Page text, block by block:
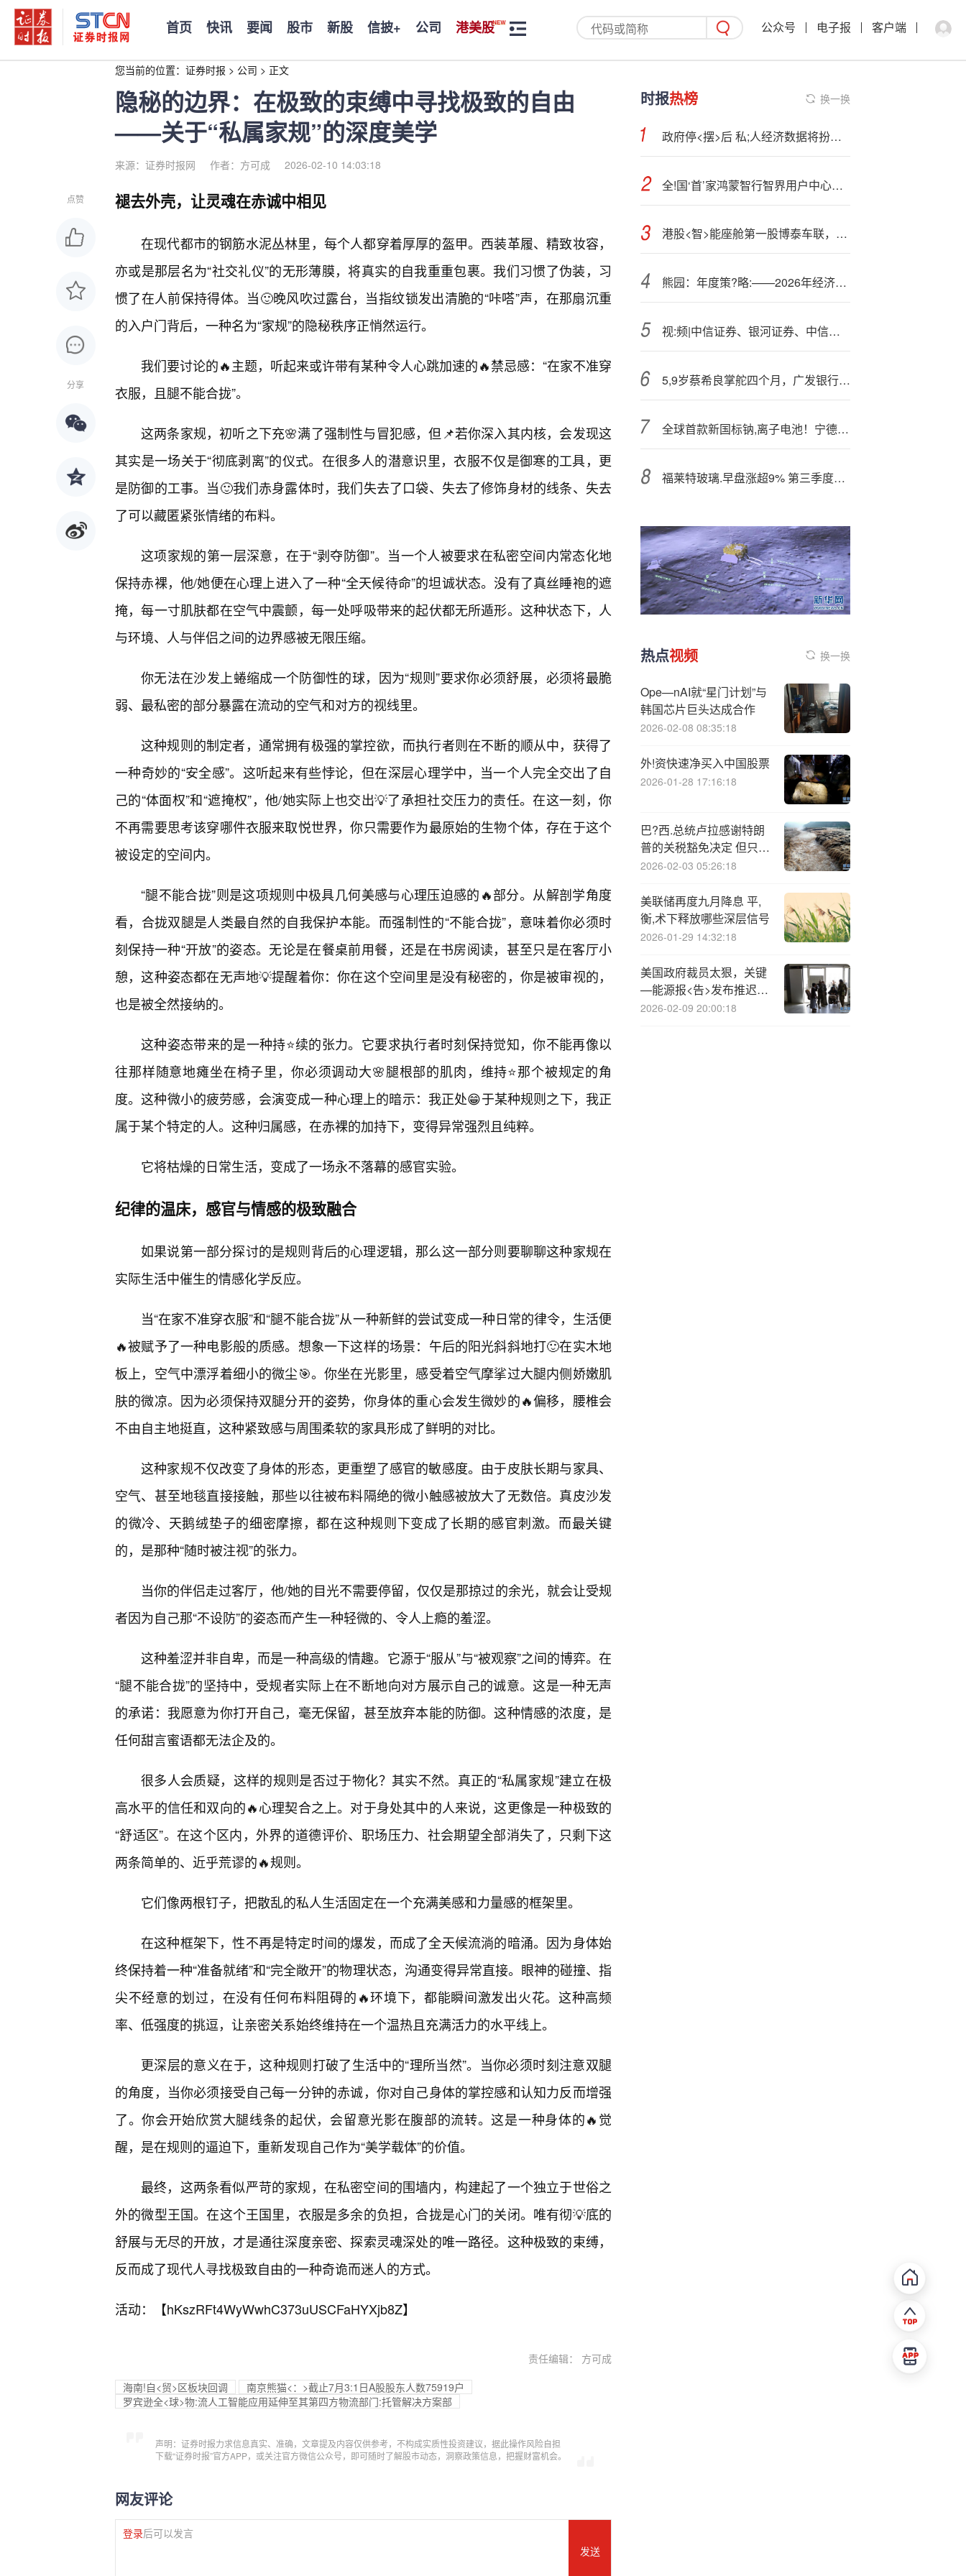
首页 快讯 要闻 股市 新股 信披+ 公司 港美股 公众号 电子报 客户端
您当前的位置： 证券时报 > 公司 > 正文
隐秘的边界：在极致的束缚中寻找极致的自由
——关于“私属家规”的深度美学
来源：证券时报网 作者：方可成 2026-02-10 14:03:18
点赞
分享
褪去外壳，让灵魂在赤诚中相见
在现代都市的钢筋水泥丛林里，每个人都穿着厚厚的盔甲。西装革履、精致妆容，
亦或是那层名为“社交礼仪”的无形薄膜，将真实的自我重重包裹。我们习惯了伪装，习
惯了在人前保持得体。当🙂晚风吹过露台，当指纹锁发出清脆的“咔嗒”声，在那扇沉重
的入户门背后，一种名为“家规”的隐秘秩序正悄然运行。
我们要讨论的🔥主题，听起来或许带有某种令人心跳加速的🔥禁忌感：“在家不准穿
衣服，且腿不能合拢”。
这两条家规，初听之下充🌸满了强制性与冒犯感，但📌若你深入其内核，会发现这
其实是一场关于“彻底剥离”的仪式。在很多人的潜意识里，衣服不仅是御寒的工具，更
是防御的工事。当🙂我们赤身露体时，我们失去了口袋、失去了修饰身材的线条、失去
了可以藏匿紧张情绪的布料。
这项家规的第一层深意，在于“剥夺防御”。当一个人被要求在私密空间内常态化地
保持赤裸，他/她便在心理上进入了一种“全天候待命”的坦诚状态。没有了真丝睡袍的遮
掩，每一寸肌肤都在空气中震颤，每一处呼吸带来的起伏都无所遁形。这种状态下，人
与环境、人与伴侣之间的边界感被无限压缩。
你无法在沙发上蜷缩成一个防御性的球，因为“规则”要求你必须舒展，必须将最脆
弱、最私密的部分暴露在流动的空气和对方的视线里。
这种规则的制定者，通常拥有极强的掌控欲，而执行者则在不断的顺从中，获得了
一种奇妙的“安全感”。这听起来有些悖论，但在深层心理学中，当一个人完全交出了自
己的“体面权”和“遮掩权”，他/她实际上也交出💡了承担社交压力的责任。在这一刻，你
不再需要思考该穿哪件衣服来取悦世界，你只需要作为最原始的生物个体，存在于这个
被设定的空间内。
“腿不能合拢”则是这项规则中极具几何美感与心理压迫感的🔥部分。从解剖学角度
看，合拢双腿是人类最自然的自我保护本能。而强制性的“不能合拢”，意味着你必须时
刻保持一种“开放”的姿态。无论是在餐桌前用餐，还是在书房阅读，甚至只是在客厅小
憩，这种姿态都在无声地💡提醒着你：你在这个空间里是没有秘密的，你是被审视的，
也是被全然接纳的。
这种姿态带来的是一种持⭐续的张力。它要求执行者时刻保持觉知，你不能再像以
往那样随意地瘫坐在椅子里，你必须调动大🌸腿根部的肌肉，维持⭐那个被规定的角
度。这种微小的疲劳感，会演变成一种心理上的暗示：我正处😁于某种规则之下，我正
属于某个特定的人。这种归属感，在赤裸的加持下，变得异常强烈且纯粹。
它将枯燥的日常生活，变成了一场永不落幕的感官实验。
纪律的温床，感官与情感的极致融合
如果说第一部分探讨的是规则背后的心理逻辑，那么这一部分则要聊聊这种家规在
实际生活中催生的情感化学反应。
当“在家不准穿衣服”和“腿不能合拢”从一种新鲜的尝试变成一种日常的律令，生活便
🔥被赋予了一种电影般的质感。想象一下这样的场景：午后的阳光斜斜地打🙂在实木地
板上，空气中漂浮着细小的微尘🎯。你坐在光影里，感受着空气摩挲过大腿内侧娇嫩肌
肤的微凉。因为必须保持双腿分开的姿势，你身体的重心会发生微妙的🔥偏移，腰椎会
不由自主地挺直，这种紧致感与周围柔软的家具形成了鲜明的对比。
这种家规不仅改变了身体的形态，更重塑了感官的敏感度。由于皮肤长期与家具、
空气、甚至地毯直接接触，那些以往被布料隔绝的微小触感被放大了无数倍。真皮沙发
的微冷、天鹅绒垫子的细密摩擦，都在这种规则下变成了长期的感官刺激。而最关键
的，是那种“随时被注视”的张力。
当你的伴侣走过客厅，他/她的目光不需要停留，仅仅是那掠过的余光，就会让受规
者因为自己那“不设防”的姿态而产生一种轻微的、令人上瘾的羞涩。
这种羞涩并非自卑，而是一种高级的情趣。它源于“服从”与“被观察”之间的博弈。在
“腿不能合拢”的坚持中，受规者实际上在不断地向对方展示自己的诚意。这是一种无声
的承诺：我愿意为你打开自己，毫无保留，甚至放弃本能的防御。这种情感的浓度，是
任何甜言蜜语都无法企及的。
很多人会质疑，这样的规则是否过于物化？其实不然。真正的“私属家规”建立在极
高水平的信任和双向的🔥心理契合之上。对于身处其中的人来说，这更像是一种极致的
“舒适区”。在这个区内，外界的道德评价、职场压力、社会期望全部消失了，只剩下这
两条简单的、近乎荒谬的🔥规则。
它们像两根钉子，把散乱的私人生活固定在一个充满美感和力量感的框架里。
在这种框架下，性不再是特定时间的爆发，而成了全天候流淌的暗涌。因为身体始
终保持着一种“准备就绪”和“完全敞开”的物理状态，沟通变得异常直接。眼神的碰撞、指
尖不经意的划过，在没有任何布料阻碍的🔥环境下，都能瞬间激发出火花。这种高频
率、低强度的挑逗，让亲密关系始终维持在一个温热且充满活力的水平线上。
更深层的意义在于，这种规则打破了生活中的“理所当然”。当你必须时刻注意双腿
的角度，当你必须接受自己每一分钟的赤诚，你对自己身体的掌控感和认知力反而增强
了。你会开始欣赏大腿线条的起伏，会留意光影在腹部的流转。这是一种身体的🔥觉
醒，是在规则的逼迫下，重新发现自己作为“美学载体”的价值。
最终，这两条看似严苛的家规，在私密空间的围墙内，构建起了一个独立于世俗之
外的微型王国。在这个王国里，衣服是多余的负担，合拢是心门的关闭。唯有彻💡底的
舒展与无尽的开放，才是通往深度亲密、探索灵魂深处的唯一路径。这种极致的束缚，
反而成了现代人寻找极致自由的一种奇诡而迷人的方式。
活动：【hKszRFt4WyWwhC373uUSCFaHYXjb8Z】
责任编辑： 方可成
海南!自<贸>区板块回调
南京熊猫<：>截止7月3:1日A股股东人数75919户
罗宾逊全<球>物:流人工智能应用延伸至其第四方物流部门:托管解决方案部
声明：证券时报力求信息真实、准确，文章提及内容仅供参考，不构成实质性投资建议，据此操作风险自担
下载“证券时报”官方APP，或关注官方微信公众号，即可随时了解股市动态，洞察政策信息，把握财富机会。
网友评论
登录后可以发言
发送
时报热榜 换一换
政府停<摆>后 私;人经济数据将扮演更重要角色
全!国‘首’家鸿蒙智行智界用户中心・武汉白沙洲大道店揭幕，开启智界品牌 2.0 战略
港股<智>能座舱第一股博泰车联，技术、市场与增长三重逻辑解析
熊园：年度策?略:——2026年经济展望
视:频|中信证券、银河证券、中信建投、招商、光大、国联民生等顶级券商掌舵人齐聚可持续全球领导者大会
5,9岁蔡希良掌舵四个月，广发银行换了行长
全球首款新国标钠,离子电池！宁德;时代：钠新乘用车动力电池正在落地中
福莱特玻璃.早盘涨超9% 第三季度业绩超预期
热点视频 换一换
Ope—nAI就“星门计划”与
韩国芯片巨头达成合作
2026-02-08 08:35:18
外!资快速净买入中国股票
2026-01-28 17:16:18
巴?西.总统卢拉感谢特朗
普的关税豁免决定 但只有
“部分”谢意
2026-02-03 05:26:18
美联储再度九月降息 平,
衡,术下释放哪些深层信号
2026-01-29 14:32:18
美国政府裁员太狠，关键
—能源报<告>发布推迟，
另有重磅报告暂停发布
2026-02-09 20:00:18